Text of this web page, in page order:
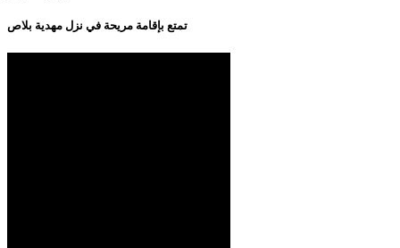
تمتع بإقامة مريحة في نزل مهدية بلاص